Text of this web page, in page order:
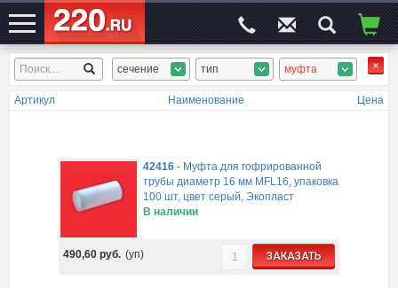
ЭЛЕКТРОСАЙТ№1 сечение тип муфта
Артикул Наименование Цена
42416- Муфта для гофрированной
трубы диаметр 16 мм MFL16, упаковка
100 шт, цвет серый, Экопласт
В наличии
490,60 руб. (уп) ЗАКАЗАТЬ